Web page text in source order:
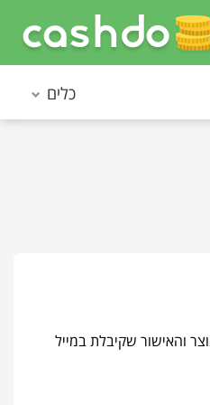
כלים
והאישור שקיבלת במייל